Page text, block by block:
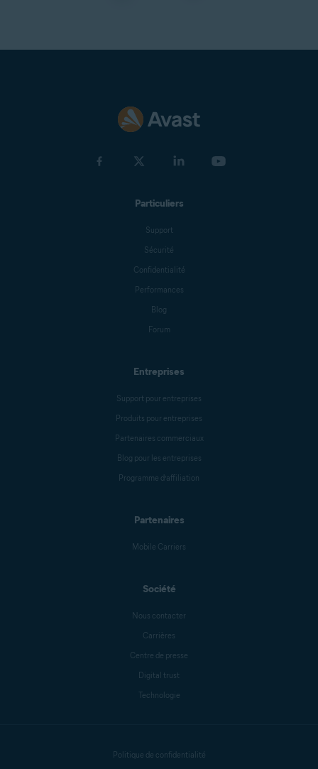
Particuliers
Support
Sécurité
Confidentialité
Performances
Blog
Forum
Entreprises
Support pour entreprises
Produits pour entreprises
Partenaires commerciaux
Blog pour les entreprises
Programme d’affiliation
Partenaires
Mobile Carriers
Société
Nous contacter
Carrières
Centre de presse
Digital trust
Technologie
Politique de confidentialité